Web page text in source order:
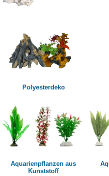
Polyesterdeko
Aquarienpflanzen aus
Kunststoff